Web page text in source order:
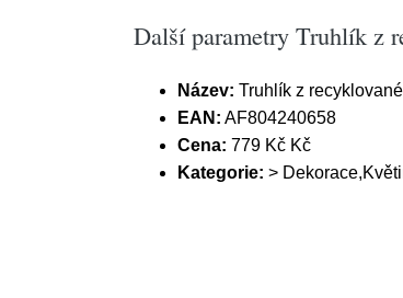
Další parametry Truhlík z
Název: Truhlík z
EAN: AF804240658
Cena: 779 Kč Kč
Kategorie: >